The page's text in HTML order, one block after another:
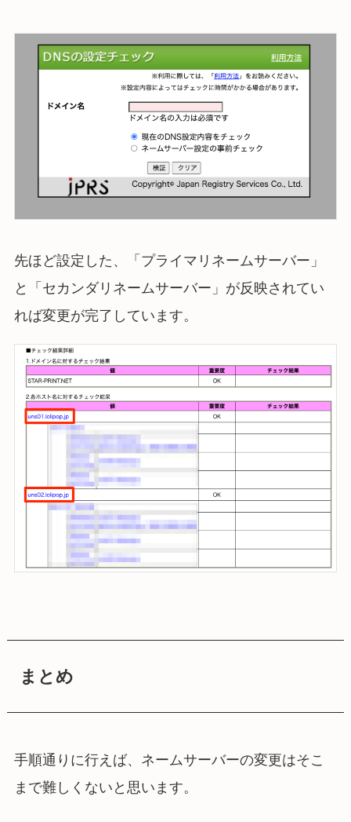
先ほど設定した、「プライマリネームサーバー」
と「セカンダリネームサーバー」が反映されてい
れば変更が完了しています。
まとめ
手順通りに行えば、ネームサーバーの変更はそこ
まで難しくないと思います。